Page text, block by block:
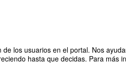
los usuarios en el portal. Nos
hasta que decidas. Para más
para la Promoción de la Mujer en